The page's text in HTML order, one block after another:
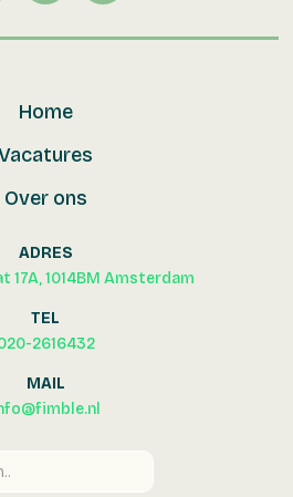
Home
Over ons
ADRES
17A, 1014BM Amsterdam
TEL
2616432
MAIL